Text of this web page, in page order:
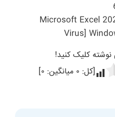
Microsoft Excel
Virus]
نوشته کلیک کنید!
[کل: ۰ میانگین: ۰]